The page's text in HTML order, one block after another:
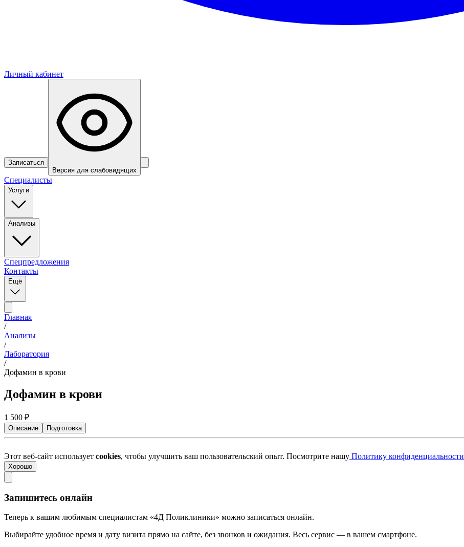
Личный кабинет
Записаться
Версия для слабовидящих
Специалисты
Услуги
Анализы
Спецпредложения
Контакты
Ещё
Главная
/
Анализы
/
Лаборатория
/
Дофамин в крови
Дофамин в крови
1 500 ₽
Описание Подготовка
Этот веб-сайт использует cookies, чтобы улучшить ваш пользовательский опыт. Посмотрите нашу Политику конфиденциальности
Хорошо
Запишитесь онлайн
Теперь к вашим любимым специалистам «4Д Поликлиники» можно записаться онлайн.
Выбирайте удобное время и дату визита прямо на сайте, без звонков и ожидания. Весь сервис — в вашем смартфоне.